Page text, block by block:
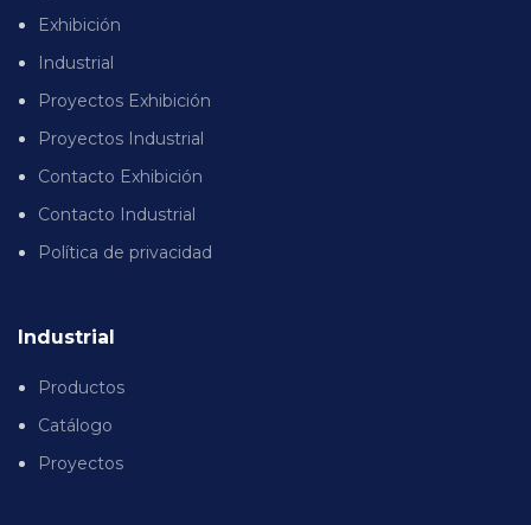
Exhibición
Industrial
Proyectos Exhibición
Proyectos Industrial
Contacto Exhibición
Contacto Industrial
Política de privacidad
Industrial
Productos
Catálogo
Proyectos